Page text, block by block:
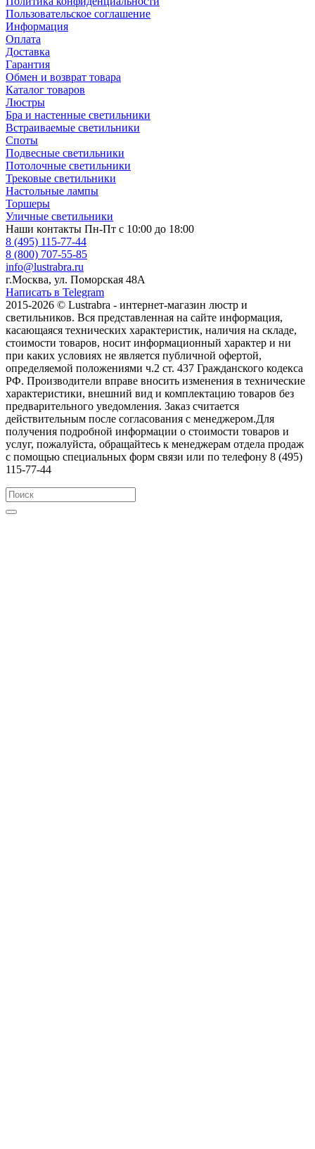
Пользовательское соглашение
Информация
Оплата
Доставка
Гарантия
Обмен и возврат товара
Каталог товаров
Люстры
Бра и настенные светильники
Встраиваемые светильники
Споты
Подвесные светильники
Потолочные светильники
Трековые светильники
Настольные лампы
Торшеры
Уличные светильники
Наши контакты Пн-Пт с 10:00 до 18:00
8 (495) 115-77-44
8 (800) 707-55-85
info@lustrabra.ru
г.Москва, ул. Поморская 48А
Написать в Telegram
2015-2026 © Lustrabra - интернет-магазин люстр и
светильников. Вся представленная на сайте информация,
касающаяся технических характеристик, наличия на складе,
стоимости товаров, носит информационный характер и ни
при каких условиях не является публичной офертой,
определяемой положениями ч.2 ст. 437 Гражданского кодекса
РФ. Производители вправе вносить изменения в технические
характеристики, внешний вид и комплектацию товаров без
предварительного уведомления. Заказ считается
действительным после согласования с менеджером.Для
получения подробной информации о стоимости товаров и
услуг, пожалуйста, обращайтесь к менеджерам отдела продаж
с помощью специальных форм связи или по телефону 8 (495)
115-77-44